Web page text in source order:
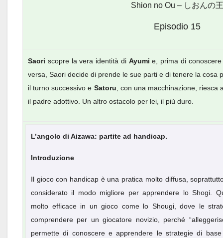
Shion no Ou – しおんの王
Episodio 15
Saori scopre la vera identità di Ayumi e, prima di
versa, Saori decide di prende le sue parti e di tenere la cosa
il turno successivo e Satoru, con una macchinazione, riesca
il padre adottivo. Un altro ostacolo per lei, il più duro.
L’angolo di Aizawa: partite ad handicap.
Introduzione
Il gioco con handicap è una pratica molto diffusa,
considerato il modo migliore per apprendere lo Shogi.
molto efficace in un gioco come lo Shougi, dove le
comprendere per un giocatore novizio, perché
permette di conoscere e apprendere le strategie di